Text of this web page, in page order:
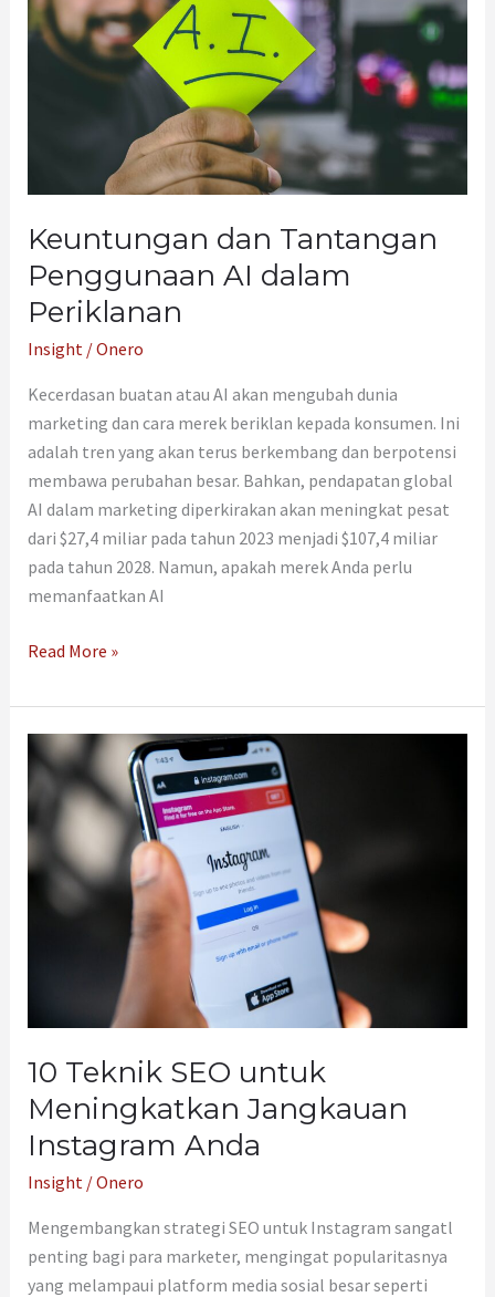
Keuntungan dan Tantangan
Penggunaan AI dalam
Periklanan
Insight/Onero
Kecerdasan buatan atau AI akan mengubah dunia
marketing dan cara merek beriklan kepada konsumen. Ini
adalah tren yang akan terus berkembang dan berpotensi
membawa perubahan besar. Bahkan, pendapatan global
AI dalam marketing diperkirakan akan meningkat pesat
dari $27,4 miliar pada tahun 2023 menjadi $107,4 miliar
pada tahun 2028. Namun, apakah merek Anda perlu
memanfaatkan AI
Tantangan
Penggunaan
Read More »
10 Teknik SEO untuk
Meningkatkan Jangkauan
Instagram Anda
Insight /Onero
Mengembangkan strategi SEO untuk Instagram sangatl
penting bagi para marketer, mengingat popularitasnya
yang melampaui platform media sosial besar seperti
10
Teknik
SEO
untuk
Meningkatkan
Jangkauan
Instagram